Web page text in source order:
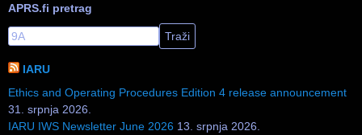
APRS.fi pretrag
IARU
Ethics and Operating Procedures Edition 4 release announcement
31. srpnja 2026.
IARU IWS Newsletter June 2026 13. srpnja 2026.